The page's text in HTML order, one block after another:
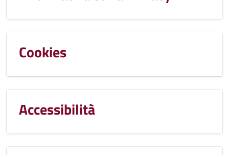
Cookies
Accessibilità